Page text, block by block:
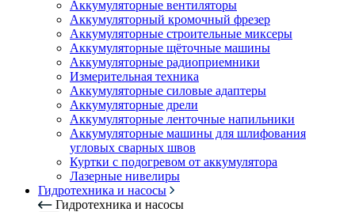
Аккумуляторные вентиляторы
Аккумуляторный кромочный фрезер
Аккумуляторные строительные миксеры
Аккумуляторные щёточные машины
Аккумуляторные радиоприемники
Измерительная техника
Аккумуляторные силовые адаптеры
Аккумуляторные дрели
Аккумуляторные ленточные напильники
Аккумуляторные машины для шлифования
угловых сварных швов
Куртки с подогревом от аккумулятора
Лазерные нивелиры
Гидротехника и насосы
Гидротехника и насосы